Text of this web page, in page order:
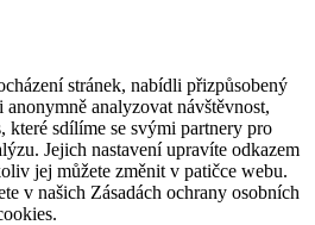
stránek, nabídli přizpůsobený
analyzovat návštěvnost,
které sdílíme se svými partnery pro
Jejich nastavení upravíte odkazem
jej můžete změnit v patičce webu.
v našich Zásadách ochrany osobních